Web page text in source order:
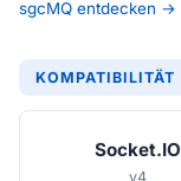
sgcMQ entdecken →
KOMPATIBILITÄT
Socket.IO
v4